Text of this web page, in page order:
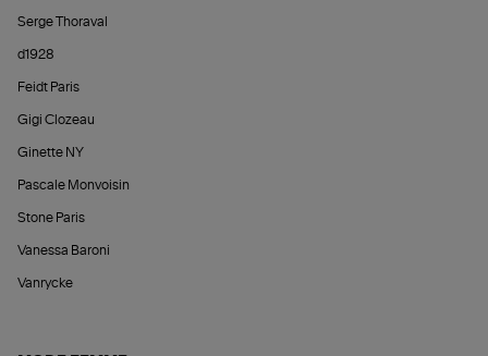
Serge Thoraval
d1928
Feidt Paris
Gigi Clozeau
Ginette NY
Pascale Monvoisin
Stone Paris
Vanessa Baroni
Vanrycke